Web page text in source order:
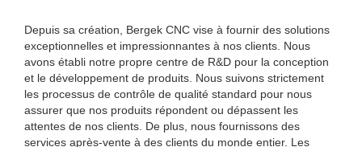
Depuis sa création, Bergek CNC vise à fournir des solutions
exceptionnelles et impressionnantes à nos clients. Nous
avons établi notre propre centre de R&D pour la conception
et le développement de produits. Nous suivons strictement
les processus de contrôle de qualité standard pour nous
assurer que nos produits répondent ou dépassent les
attentes de nos clients. De plus, nous fournissons des
services après-vente à des clients du monde entier. Les